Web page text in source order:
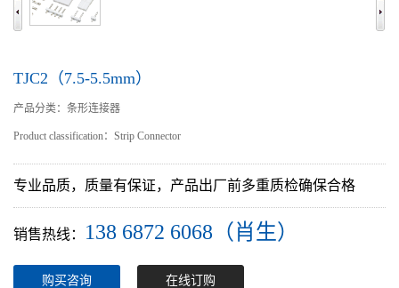
TJC2（7.5-5.5mm）
产品分类：条形连接器
Product classification：Strip Connector
专业品质，质量有保证，产品出厂前多重质检确保合格
销售热线： 138 6872 6068（肖生）
购买咨询 在线订购